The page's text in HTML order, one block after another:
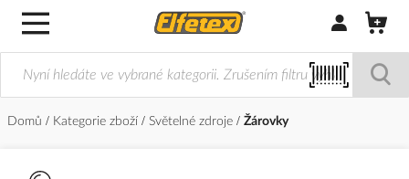
Přihlásit/
Domů Kategorie zboží Světelné zdroje Žárovky